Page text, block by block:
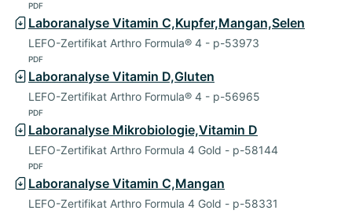
PDF
Laboranalyse Vitamin C,Kupfer,Mangan,Selen
LEFO-Zertifikat Arthro Formula® 4 - p-53973
PDF
Laboranalyse Vitamin D,Gluten
LEFO-Zertifikat Arthro Formula® 4 - p-56965
PDF
Laboranalyse Mikrobiologie,Vitamin D
LEFO-Zertifikat Arthro Formula 4 Gold - p-58144
PDF
Laboranalyse Vitamin C,Mangan
LEFO-Zertifikat Arthro Formula 4 Gold - p-58331